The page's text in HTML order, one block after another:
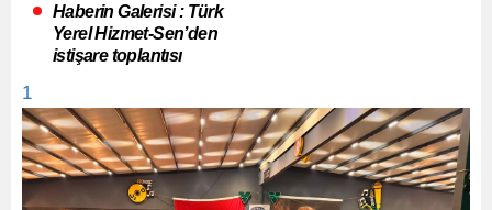
Haberin Galerisi : Türk
Yerel Hizmet-Sen’den
istişare toplantısı
1